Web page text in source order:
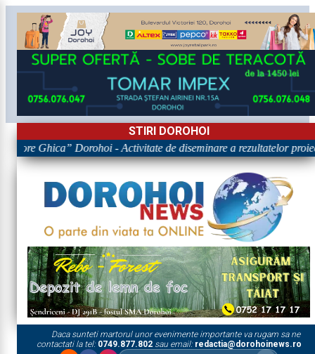
STIRI DOROHOI
Ghica” Dorohoi - Activitate de diseminare a rezultatelor
Daca sunteti martorul unor evenimente importante va rugam sa ne
contactati la tel: 0749.877.802sau email: redactia@dorohoinews.ro